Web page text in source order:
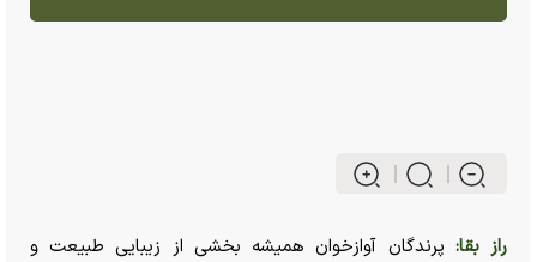
راز بقا: پرندگان آوازخوان همیشه بخشی از زیبایی طبیعت و